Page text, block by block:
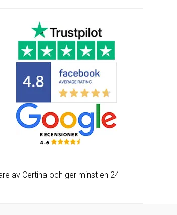
av Certina och ger minst en 24